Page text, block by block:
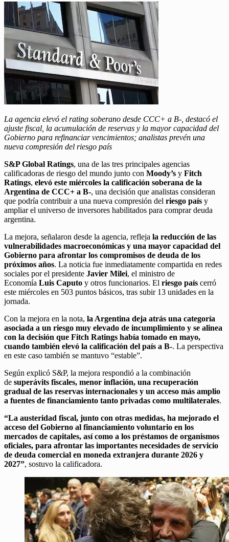
La agencia elevó el rating soberano desde CCC+ a B-, destacó el
ajuste fiscal, la acumulación de reservas y la mayor capacidad del
Gobierno para refinanciar vencimientos; analistas prevén una
nueva compresión del riesgo país
S&P Global Ratings, una de las tres principales agencias
calificadoras de riesgo del mundo junto con Moody’s y Fitch
Ratings, elevó este miércoles la calificación soberana de la
Argentina de CCC+ a B-, una decisión que analistas consideran
que podría contribuir a una nueva compresión del riesgo país y
ampliar el universo de inversores habilitados para comprar deuda
argentina.
La mejora, señalaron desde la agencia, refleja la reducción de las
vulnerabilidades macroeconómicas y una mayor capacidad del
Gobierno para afrontar los compromisos de deuda de los
próximos años. La noticia fue inmediatamente compartida en redes
sociales por el presidente Javier Milei, el ministro de
Economía Luis Caputo y otros funcionarios. El riesgo país cerró
este miércoles en 503 puntos básicos, tras subir 13 unidades en la
jornada.
Con la mejora en la nota, la Argentina deja atrás una categoría
asociada a un riesgo muy elevado de incumplimiento y se alinea
con la decisión que Fitch Ratings había tomado en mayo,
cuando también elevó la calificación del país a B-. La perspectiva
en este caso también se mantuvo “estable”.
Según explicó S&P, la mejora respondió a la combinación
de superávits fiscales, menor inflación, una recuperación
gradual de las reservas internacionales y un acceso más amplio
a fuentes de financiamiento tanto privadas como multilaterales.
“La austeridad fiscal, junto con otras medidas, ha mejorado el
acceso del Gobierno al financiamiento voluntario en los
mercados de capitales, así como a los préstamos de organismos
oficiales, para afrontar las importantes necesidades de servicio
de deuda comercial en moneda extranjera durante 2026 y
2027”, sostuvo la calificadora.